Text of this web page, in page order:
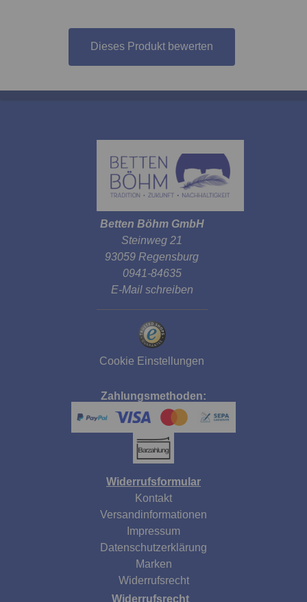
Dieses Produkt bewerten
Betten Böhm GmbH
Steinweg 21
93059 Regensburg
0941-84635
E-Mail schreiben
Cookie Einstellungen
Zahlungsmethoden:
Widerrufsformular
Kontakt
Versandinformationen
Impressum
Datenschutzerklärung
Marken
Widerrufsrecht
Widerrufsrecht